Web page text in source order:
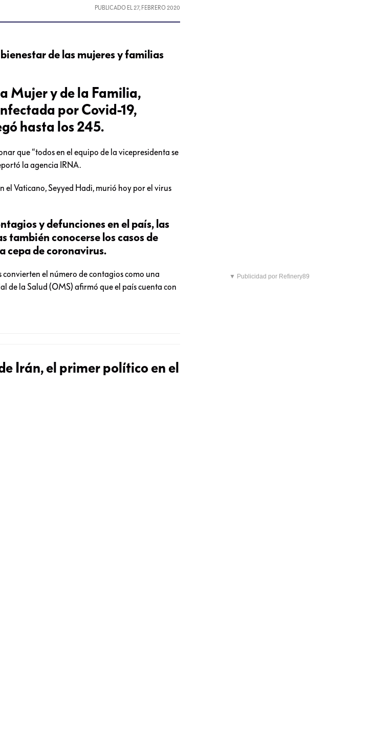
PUBLICADO EL 27, FEBRERO 2020
de las mujeres y familias
Mujer y de la Familia,
por Covid-19,
hasta los 245.
que “todos en el equipo de la vicepresidenta se
la agencia IRNA.
el Vaticano, Seyyed Hadi, murió hoy por el virus
y defunciones en el país, las
también conocerse los casos de
cepa de coronavirus.
convierten el número de contagios como una
de la Salud (OMS) afirmó que el país cuenta con
Irán, el primer político en el
▼ Publicidad por Refinery89